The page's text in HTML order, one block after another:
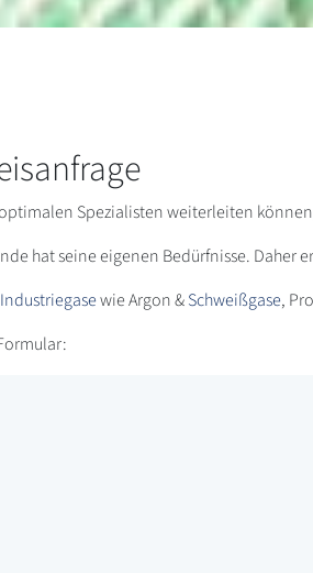
Spezialisten weiterleiten
hat seine eigenen Bedürfnisse.
Industriegasewie Argon &Schweißgase,